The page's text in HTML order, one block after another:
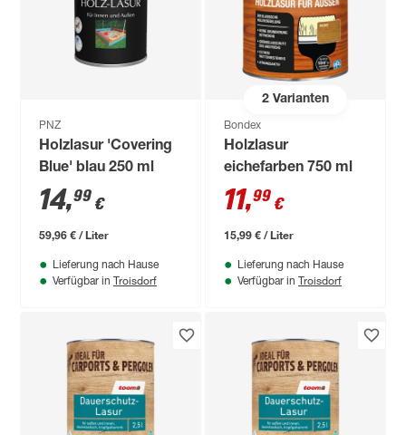
PNZ
Holzlasur 'Covering
Blue' blau 250 ml
14,99 €
59,96 € / Liter
Lieferung nach Hause
Verfügbar in Troisdorf
2Varianten
Bondex
Holzlasur
eichefarben 750 ml
11,99 €
15,99 € / Liter
Lieferung nach Hause
Verfügbar in Troisdorf